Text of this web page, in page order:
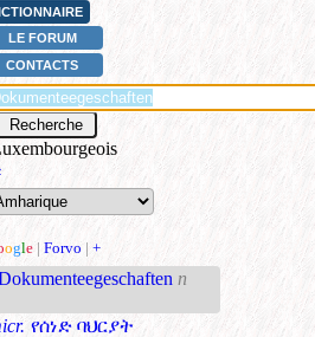
LE FORUM
CONTACTS
ogle | Forvo | +
n
የሰነድ ባህርያት